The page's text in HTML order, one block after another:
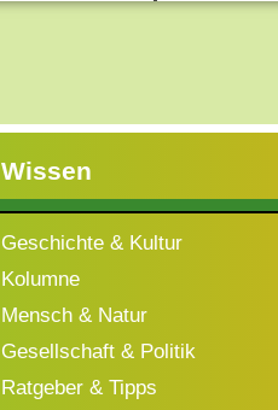
Wissen
Geschichte & Kultur
Kolumne
Mensch & Natur
Gesellschaft & Politik
Ratgeber & Tipps